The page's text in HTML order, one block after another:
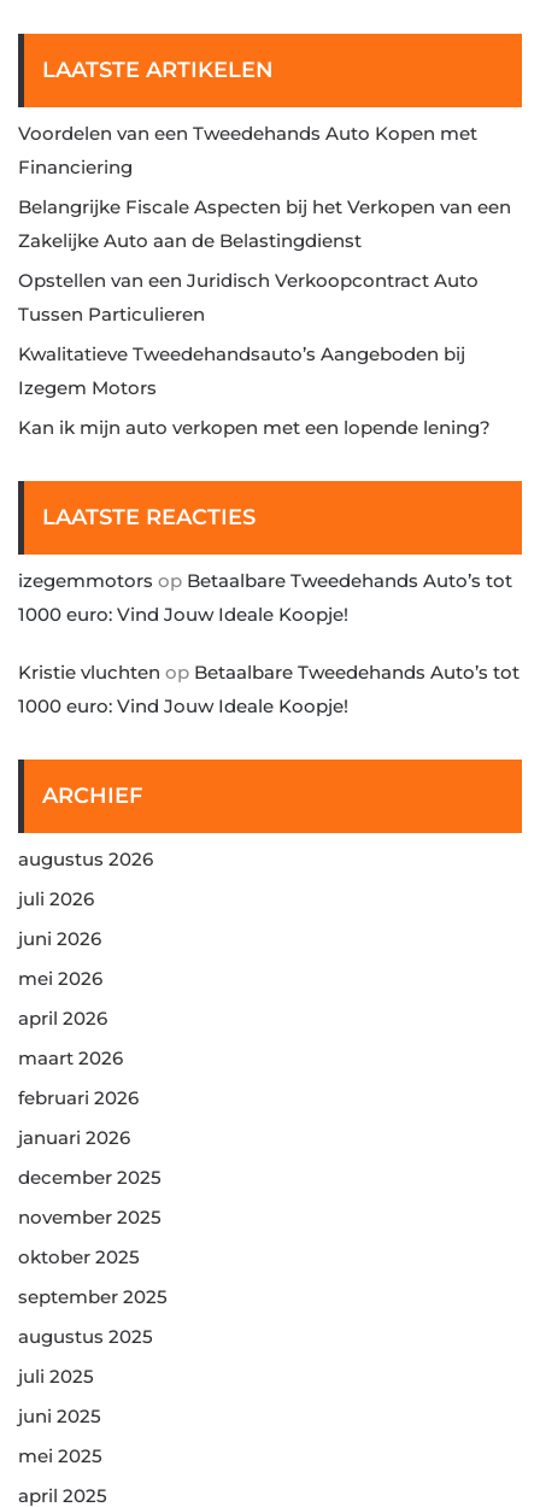
LAATSTE ARTIKELEN
Voordelen van een Tweedehands Auto Kopen met
Financiering
Belangrijke Fiscale Aspecten bij het Verkopen van een
Zakelijke Auto aan de Belastingdienst
Opstellen van een Juridisch Verkoopcontract Auto
Tussen Particulieren
Kwalitatieve Tweedehandsauto’s Aangeboden bij
Izegem Motors
Kan ik mijn auto verkopen met een lopende lening?
LAATSTE REACTIES
izegemmotors op Betaalbare Tweedehands Auto’s tot
1000 euro: Vind Jouw Ideale Koopje!
Kristie vluchten op Betaalbare Tweedehands Auto’s tot
1000 euro: Vind Jouw Ideale Koopje!
ARCHIEF
augustus 2026
juli 2026
juni 2026
mei 2026
april 2026
maart 2026
februari 2026
januari 2026
december 2025
november 2025
oktober 2025
september 2025
augustus 2025
juli 2025
juni 2025
mei 2025
april 2025